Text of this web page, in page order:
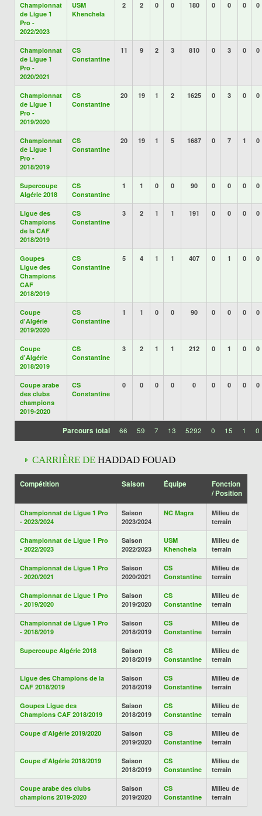
Championnat
de Ligue 1
Pro -
2022/2023
USM
Khenchela
2 2 0 0 180 0 0 0 0
Championnat
de Ligue 1
Pro -
2020/2021
CS
Constantine
11 9 2 3 810 0 3 0 0
Championnat
de Ligue 1
Pro -
2019/2020
CS
Constantine
20 19 1 2 1625 0 3 0 0
Championnat
de Ligue 1
Pro -
2018/2019
CS
Constantine
20 19 1 5 1687 0 7 1 0
Supercoupe
Algérie 2018
CS
Constantine
1 1 0 0 90 0 0 0 0
Ligue des
Champions
de la CAF
2018/2019
CS
Constantine
3 2 1 1 191 0 0 0 0
Goupes
Ligue des
Champions
CAF
2018/2019
CS
Constantine
5 4 1 1 407 0 1 0 0
Coupe
d'Algérie
2019/2020
CS
Constantine
1 1 0 0 90 0 0 0 0
Coupe
d'Algérie
2018/2019
CS
Constantine
3 2 1 1 212 0 1 0 0
Coupe arabe
des clubs
champions
2019-2020
CS
Constantine
0 0 0 0 0 0 0 0 0
Parcours total 66 59 7 13 5292 0 15 1 0
CARRIÈRE DE HADDAD FOUAD
Compétition Saison Équipe
Fonction
/ Position
Championnat de Ligue 1 Pro
- 2023/2024
Saison
2023/2024
NC Magra
Milieu de
terrain
Championnat de Ligue 1 Pro
- 2022/2023
Saison
2022/2023
USM
Khenchela
Milieu de
terrain
Championnat de Ligue 1 Pro
- 2020/2021
Saison
2020/2021
CS
Constantine
Milieu de
terrain
Championnat de Ligue 1 Pro
- 2019/2020
Saison
2019/2020
CS
Constantine
Milieu de
terrain
Championnat de Ligue 1 Pro
- 2018/2019
Saison
2018/2019
CS
Constantine
Milieu de
terrain
Supercoupe Algérie 2018
Saison
2018/2019
CS
Constantine
Milieu de
terrain
Ligue des Champions de la
CAF 2018/2019
Saison
2018/2019
CS
Constantine
Milieu de
terrain
Goupes Ligue des
Champions CAF 2018/2019
Saison
2018/2019
CS
Constantine
Milieu de
terrain
Coupe d'Algérie 2019/2020
Saison
2019/2020
CS
Constantine
Milieu de
terrain
Coupe d'Algérie 2018/2019
Saison
2018/2019
CS
Constantine
Milieu de
terrain
Coupe arabe des clubs
champions 2019-2020
Saison
2019/2020
CS
Constantine
Milieu de
terrain